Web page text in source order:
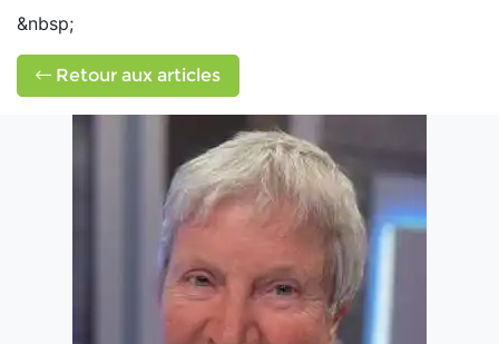
&nbsp;
Retour aux articles